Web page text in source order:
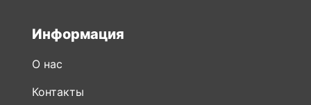
Информация
О нас
Контакты